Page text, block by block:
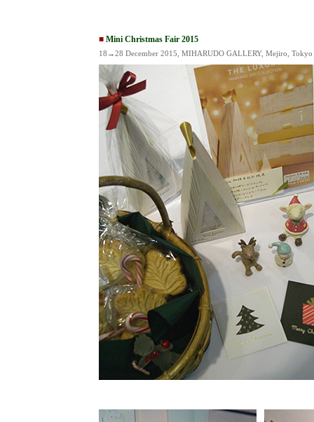
■ Mini Christmas Fair 2015
18→28 December 2015, MIHARUDO GALLERY, Mejiro, Tokyo